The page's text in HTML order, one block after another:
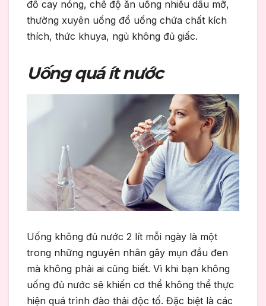
đồ cay nóng, chế độ ăn uống nhiều dầu mỡ,
thường xuyên uống đồ uống chứa chất kích
thích, thức khuya, ngủ không đủ giấc.
Uống quá ít nước
Uống không đủ nước 2 lít mỗi ngày là một
trong những nguyên nhân gây mụn đầu đen
mà không phải ai cũng biết. Vì khi bạn không
uống đủ nước sẽ khiến cơ thể không thể thực
hiện quá trình đào thải độc tố. Đặc biệt là các